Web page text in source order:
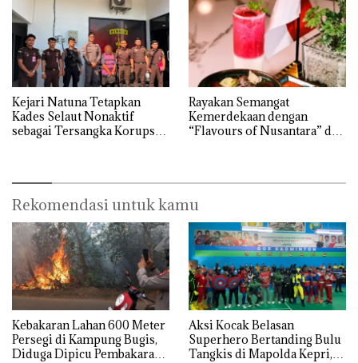
Kejari Natuna Tetapkan
Kades Selaut Nonaktif
sebagai Tersangka Korupsi
Rayakan Semangat
Kemerdekaan dengan
“Flavours of Nusantara” di
Rekomendasi untuk kamu
Kebakaran Lahan 600 Meter
Persegi di Kampung Bugis,
Diduga Dipicu Pembakaran
Aksi Kocak Belasan
Superhero Bertanding Bulu
Tangkis di Mapolda Kepri,